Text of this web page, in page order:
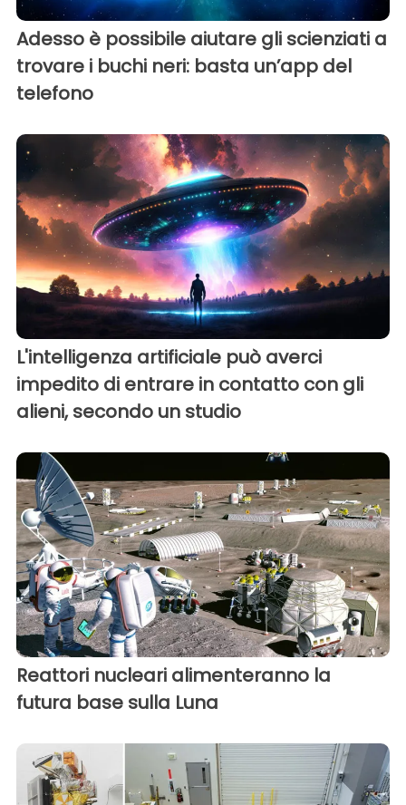
Adesso è possibile aiutare gli scienziati a
trovare i buchi neri: basta un’app del
telefono
L'intelligenza artificiale può averci
impedito di entrare in contatto con gli
alieni, secondo un studio
Reattori nucleari alimenteranno la
futura base sulla Luna